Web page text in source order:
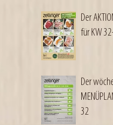
Der AKTIONSPLAN
für KW
Der
32